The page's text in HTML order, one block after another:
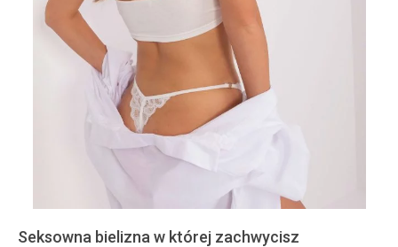
Seksowna bielizna w której zachwycisz